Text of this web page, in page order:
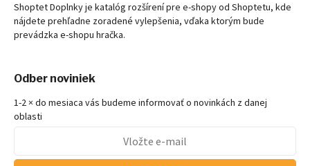
Shoptet Doplnky je katalóg rozšírení pre e-shopyod Shoptetu, kde
nájdete prehľadne zoradené vylepšenia, vďaka ktorým bude
prevádzka e-shopu hračka.
Odber noviniek
1-2 × do mesiaca vás budeme informovať o novinkách z danej
oblasti